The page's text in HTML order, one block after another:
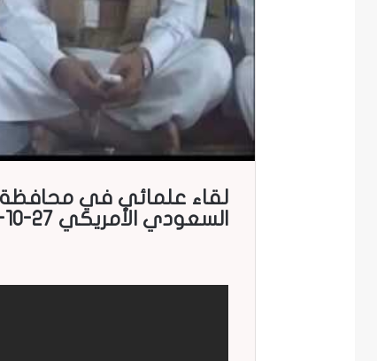
لقاء علمائي في محافظة
السعودي الأمريكي 27-10-2016